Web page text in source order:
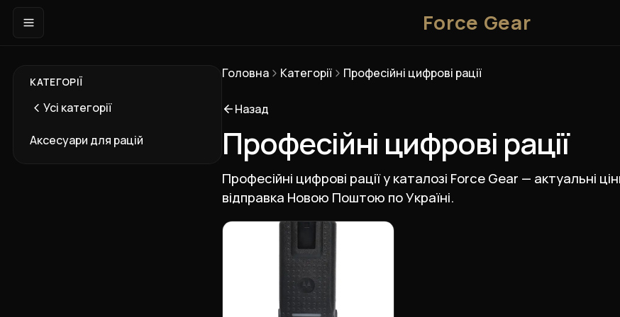
Force Gear
КАТЕГОРІЇ
Усі категорії
Аксесуари для рацій
Головна Категорії Професійні цифрові рації
Назад
Професійні цифрові рації
Професійні цифрові рації у каталозі Force Gear — актуальні
відправка Новою Поштою по Україні.
Підкатегорії